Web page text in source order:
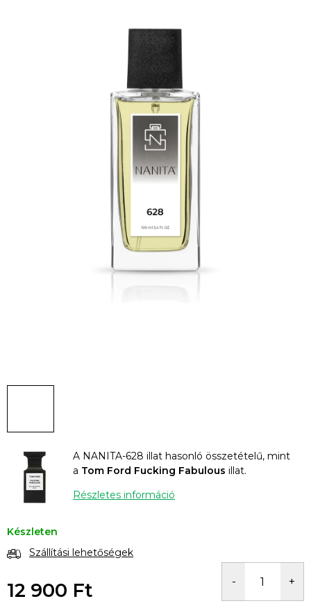
A NANITA-628 illat hasonló összetételű, mint
a Tom Ford Fucking Fabulous illat.
Részletes információ
Készleten
Szállítási lehetőségek
12 900 Ft